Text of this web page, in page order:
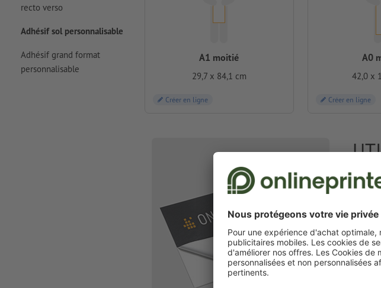
recto verso
Adhésif sol personnalisable
Adhésif grand format
personnalisable
A1 moitié
29,7 x 84,1 cm
Créer en ligne
A0
42,0 x
Créer en ligne
Votre
surface